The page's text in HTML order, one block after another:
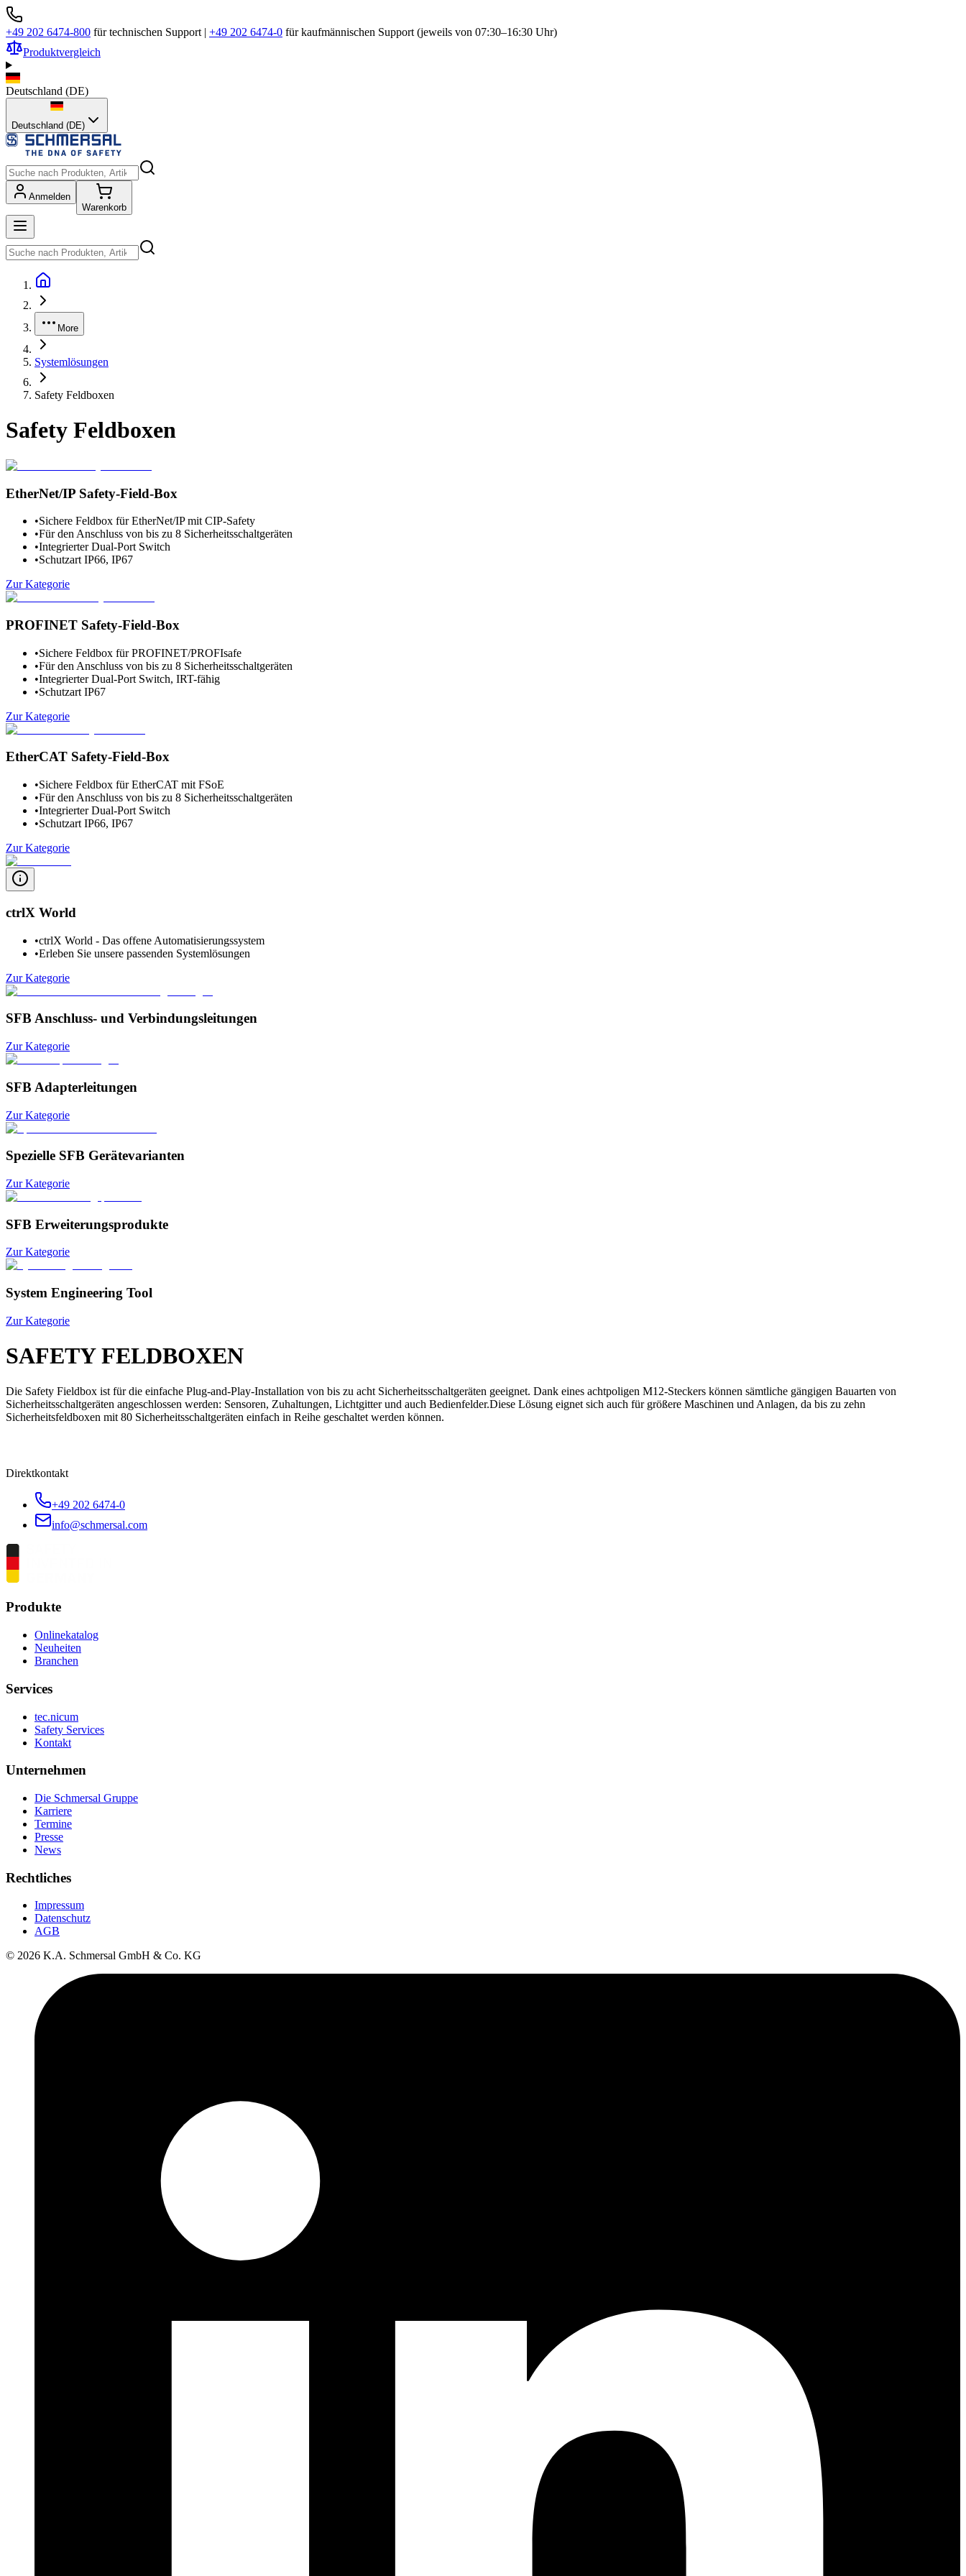
+49 202 6474-800 für technischen Support | +49 202 6474-0 für kaufmännischen Support (jeweils von 07:30–16:30 Uhr)
Produktvergleich
Deutschland (DE)
Deutschland (DE)
Anmelden
Warenkorb
More
Systemlösungen
Safety Feldboxen
Safety Feldboxen
EtherNet/IP Safety-Field-Box
•Sichere Feldbox für EtherNet/IP mit CIP-Safety
•Für den Anschluss von bis zu 8 Sicherheitsschaltgeräten
•Integrierter Dual-Port Switch
•Schutzart IP66, IP67
Zur Kategorie
PROFINET Safety-Field-Box
•Sichere Feldbox für PROFINET/PROFIsafe
•Für den Anschluss von bis zu 8 Sicherheitsschaltgeräten
•Integrierter Dual-Port Switch, IRT-fähig
•Schutzart IP67
Zur Kategorie
EtherCAT Safety-Field-Box
•Sichere Feldbox für EtherCAT mit FSoE
•Für den Anschluss von bis zu 8 Sicherheitsschaltgeräten
•Integrierter Dual-Port Switch
•Schutzart IP66, IP67
Zur Kategorie
ctrlX World
•ctrlX World - Das offene Automatisierungssystem
•Erleben Sie unsere passenden Systemlösungen
Zur Kategorie
SFB Anschluss- und Verbindungsleitungen
Zur Kategorie
SFB Adapterleitungen
Zur Kategorie
Spezielle SFB Gerätevarianten
Zur Kategorie
SFB Erweiterungsprodukte
Zur Kategorie
System Engineering Tool
Zur Kategorie
SAFETY FELDBOXEN
Die Safety Fieldbox ist für die einfache Plug-and-Play-Installation von bis zu acht Sicherheitsschaltgeräten geeignet. Dank eines achtpoligen M12-Steckers können sämtliche gängigen Bauarten von
Sicherheitsschaltgeräten angeschlossen werden: Sensoren, Zuhaltungen, Lichtgitter und auch Bedienfelder.Diese Lösung eignet sich auch für größere Maschinen und Anlagen, da bis zu zehn
Sicherheitsfeldboxen mit 80 Sicherheitsschaltgeräten einfach in Reihe geschaltet werden können.
Direktkontakt
+49 202 6474-0
info@schmersal.com
Produkte
Onlinekatalog
Neuheiten
Branchen
Services
tec.nicum
Safety Services
Kontakt
Unternehmen
Die Schmersal Gruppe
Karriere
Termine
Presse
News
Rechtliches
Impressum
Datenschutz
AGB
© 2026 K.A. Schmersal GmbH & Co. KG